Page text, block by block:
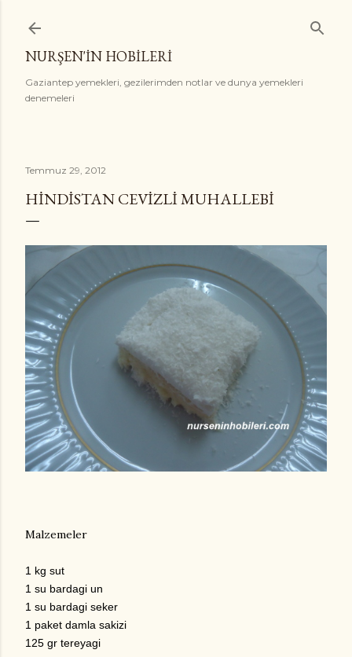
NURŞEN'İN HOBİLERİ
Gaziantep yemekleri, gezilerimden notlar ve dunya yemekleri
denemeleri
Temmuz 29, 2012
HINDISTAN CEVIZLI MUHALLEBI
Malzemeler
1 kg sut
1 su bardagi un
1 su bardagi seker
1 paket damla sakizi
125 gr tereyagi